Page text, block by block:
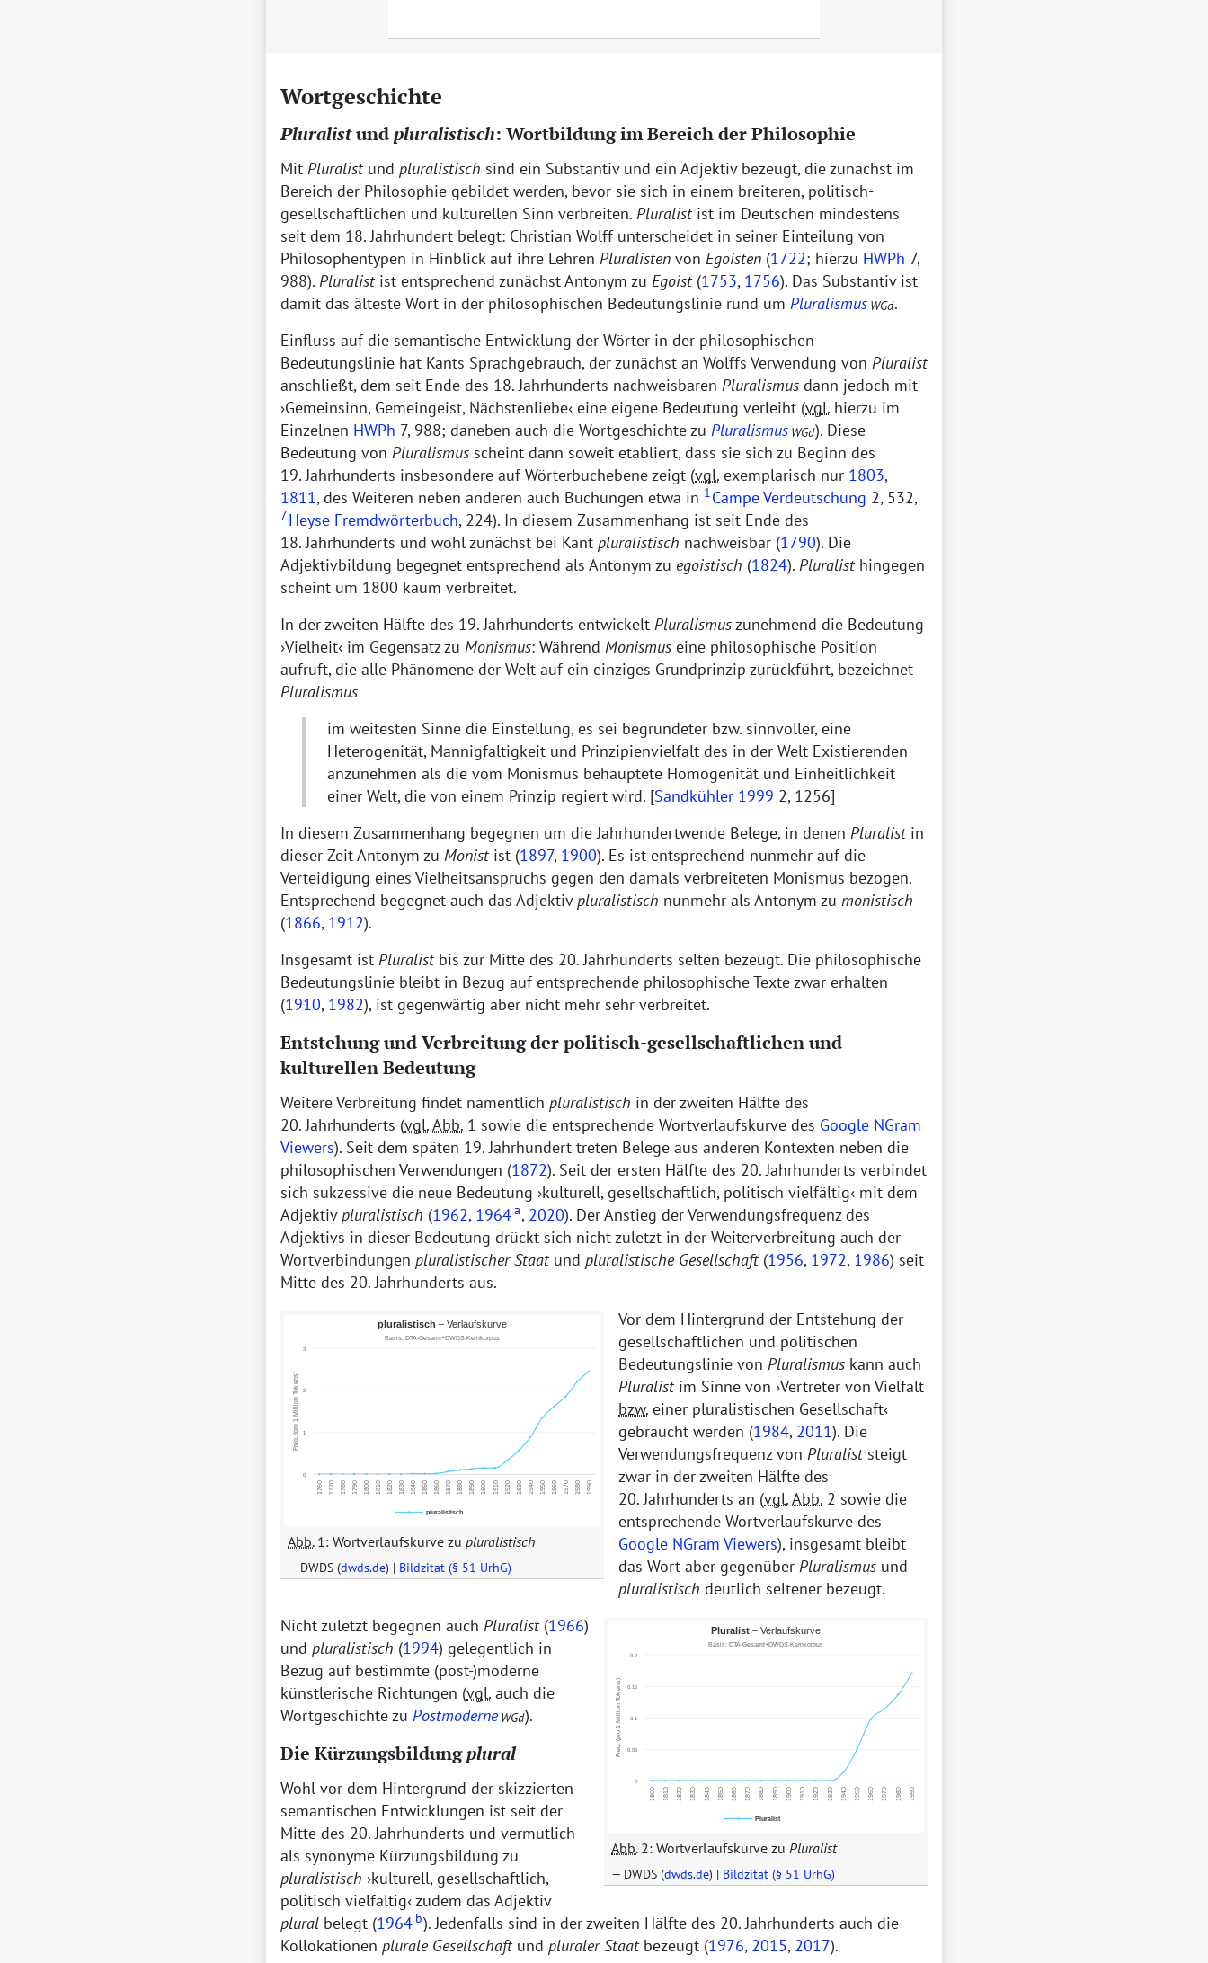
Wortgeschichte
Pluralistundpluralistisch: Wortbildung im Bereich der Philosophie
Mit Pluralistund pluralistisch sind ein Substantiv und ein Adjektiv bezeugt, die zunächst im
Bereich der Philosophie gebildet werden, bevor sie sich in einem breiteren, politisch-
gesellschaftlichen und kulturellen Sinn verbreiten. Pluralistist im Deutschen mindestens
seit dem 18. Jahrhundert belegt: Christian Wolff unterscheidet in seiner Einteilung von
Philosophentypen in Hinblick auf ihre Lehren Pluralisten von Egoisten (1722; hierzu HWPh 7,
988). Pluralistist entsprechend zunächst Antonym zu Egoist(1753, 1756). Das Substantiv ist
damit das älteste Wort in der philosophischen Bedeutungslinie rund um Pluralismus WGd.
Einfluss auf die semantische Entwicklung der Wörter in der philosophischen
Bedeutungslinie hat Kants Sprachgebrauch, der zunächst an Wolffs Verwendung von Pluralist
anschließt, dem seit Ende des 18. Jahrhunderts nachweisbaren Pluralismus dann jedoch mit
Gemeinsinn, Gemeingeist, Nächstenliebe eine eigene Bedeutung verleiht (vgl. hierzu im
Einzelnen HWPh 7, 988; daneben auch die Wortgeschichte zu Pluralismus WGd). Diese
Bedeutung von Pluralismus scheint dann soweit etabliert, dass sie sich zu Beginn des
19. Jahrhunderts insbesondere auf Wörterbuchebene zeigt (vgl. exemplarisch nur 1803,
1811, des Weiteren neben anderen auch Buchungen etwa in 1Campe Verdeutschung 2, 532,
7Heyse Fremdwörterbuch, 224). In diesem Zusammenhang ist seit Ende des
18. Jahrhunderts und wohl zunächst bei Kant pluralistisch nachweisbar (1790). Die
Adjektivbildung begegnet entsprechend als Antonym zu egoistisch (1824). Pluralisthingegen
scheint um 1800 kaum verbreitet.
In der zweiten Hälfte des 19. Jahrhunderts entwickelt Pluralismuszunehmend die Bedeutung
Vielheit im Gegensatz zu Monismus: Während Monismus eine philosophische Position
aufruft, die alle Phänomene der Welt auf ein einziges Grundprinzip zurückführt, bezeichnet
Pluralismus
im weitesten Sinne die Einstellung, es sei begründeter bzw. sinnvoller, eine
Heterogenität, Mannigfaltigkeit und Prinzipienvielfalt des in der Welt Existierenden
anzunehmen als die vom Monismus behauptete Homogenität und Einheitlichkeit
einer Welt, die von einem Prinzip regiert wird. [Sandkühler 1999 2, 1256]
In diesem Zusammenhang begegnen um die Jahrhundertwende Belege, in denen Pluralistin
dieser Zeit Antonym zu Monistist (1897, 1900). Es ist entsprechend nunmehr auf die
Verteidigung eines Vielheitsanspruchs gegen den damals verbreiteten Monismus bezogen.
Entsprechend begegnet auch das Adjektivpluralistisch nunmehr als Antonym zu monistisch
(1866, 1912).
Insgesamt ist Pluralistbis zur Mitte des 20. Jahrhunderts selten bezeugt. Die philosophische
Bedeutungslinie bleibt in Bezug auf entsprechende philosophische Texte zwar erhalten
(1910, 1982), ist gegenwärtig aber nicht mehr sehr verbreitet.
Entstehung und Verbreitung der politisch-gesellschaftlichen und
kulturellen Bedeutung
Weitere Verbreitung findet namentlich pluralistisch in der zweiten Hälfte des
20. Jahrhunderts (vgl.Abb. 1 sowie die entsprechende Wortverlaufskurve des Google NGram
Viewers). Seit dem späten 19. Jahrhundert treten Belege aus anderen Kontexten neben die
philosophischen Verwendungen (1872). Seit der ersten Hälfte des 20. Jahrhunderts verbindet
sich sukzessive die neue Bedeutung kulturell, gesellschaftlich, politisch vielfältig mit dem
Adjektivpluralistisch (1962, 1964a, 2020). Der Anstieg der Verwendungsfrequenz des
Adjektivs in dieser Bedeutung drückt sich nicht zuletzt in der Weiterverbreitung auch der
Wortverbindungen pluralistischer Staatund pluralistische Gesellschaft(1956, 1972, 1986) seit
Mitte des 20. Jahrhunderts aus.
Abb.1: Wortverlaufskurve zu pluralistisch
DWDS (dwds.de) | Bildzitat (§ 51 UrhG)
Vor dem Hintergrund der Entstehung der
gesellschaftlichen und politischen
Bedeutungslinie von Pluralismus kann auch
Pluralistim Sinne von Vertreter von Vielfalt
bzw. einer pluralistischen Gesellschaft
gebraucht werden (1984, 2011). Die
Verwendungsfrequenz von Pluraliststeigt
zwar in der zweiten Hälfte des
20. Jahrhunderts an (vgl.Abb. 2 sowie die
entsprechende Wortverlaufskurve des
Google NGram Viewers), insgesamt bleibt
das Wort aber gegenüber Pluralismus und
pluralistisch deutlich seltener bezeugt.
Abb.2: Wortverlaufskurve zu Pluralist
DWDS (dwds.de) | Bildzitat (§ 51 UrhG)
Nicht zuletzt begegnen auch Pluralist(1966)
und pluralistisch (1994) gelegentlich in
Bezug auf bestimmte (post-)moderne
künstlerische Richtungen (vgl. auch die
Wortgeschichte zu Postmoderne WGd).
Die Kürzungsbildungplural
Wohl vor dem Hintergrund der skizzierten
semantischen Entwicklungen ist seit der
Mitte des 20. Jahrhunderts und vermutlich
als synonyme Kürzungsbildung zu
pluralistisch kulturell, gesellschaftlich,
politisch vielfältig zudem das Adjektiv
plural belegt (1964 b). Jedenfalls sind in der zweiten Hälfte des 20. Jahrhunderts auch die
Kollokationen plurale Gesellschaftund pluraler Staatbezeugt (1976, 2015, 2017).